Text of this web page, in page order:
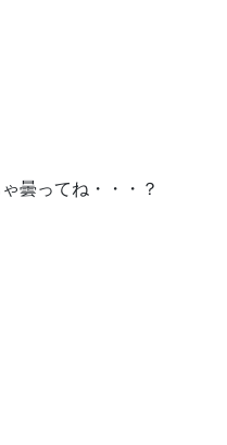
曇ってね・・・？